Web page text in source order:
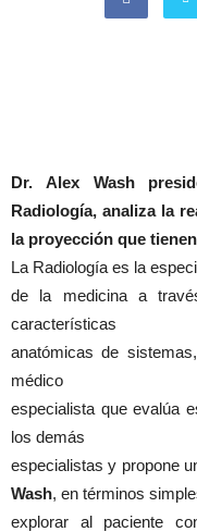
Dr. Alex Wash
Radiología, analiza la
la proyección que
La Radiología es la
de la medicina a
características
anatómicas de
médico
especialista que evalúa
los demás
especialistas y propone
Wash, en términos
explorar al paciente